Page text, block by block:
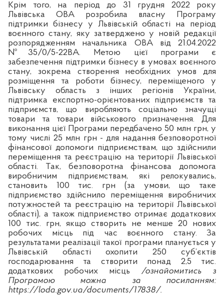
Крім того, на період до 31 грудня 2022 року
Львівська ОВА розробила власну Програму
підтримки бізнесу у Львівській області на період
воєнного стану, яку затверджено у новій редакції
розпорядженням начальника ОВА від 21.04.2022
№35/0/5-22ВА. Метою цієї програми є
забезпечення підтримки бізнесу в умовах воєнного
стану, зокрема створення необхідних умов для
розміщення та роботи бізнесу, переміщеного у
Львівську область з інших регіонів України,
підтримка експортно-орієнтованих підприємств та
підприємств, що виробляють соціально значущі
товари та товари військового призначення. Для
виконання цієї Програми передбачено 50 млн грн, у
тому числі 25 млн грн - для надання безповоротної
фінансової допомоги підприємствам, що здійснили
переміщення та реєстрацію на території Львівської
області.
Так, безповоротна фінансова допомога
виробничим підприємствам, які релокувались,
становить 100 тис. грн (за умови, що таке
підприємство здійснило переміщення виробничих
потужностей та реєстрацію на території Львівської
області), а також підприємство отримає додаткових
100 тис. грн, якщо створить не менше 20 нових
робочих місць під час воєнного стану. За
результатами реалізації такої програми планується у
Львівській області охопити 250 суб’єктів
господарювання та створити понад 2,5 тис.
додаткових робочих місць /ознайомитись з
Програмою можна за посиланням:
https://loda.gov.ua/documents/17838/.